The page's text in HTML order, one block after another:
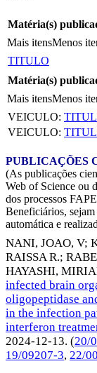
Matéria(s)
Mais itensMenos
TITULO
Matéria(s)
Mais itensMenos
VEICULO:
VEICULO:
PUBLICAÇÕES
(As publicações
Web of Science ou
dos processos
Beneficiários,
automática e
NANI, JOAO, V;
RAISSA R.;
HAYASHI,
infected brain
oligopeptidase
in the infection
interferon
2024-12-13. (20/
19/09207-3, 22/